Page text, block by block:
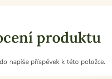
produktu
napíše příspěvek k této položce.